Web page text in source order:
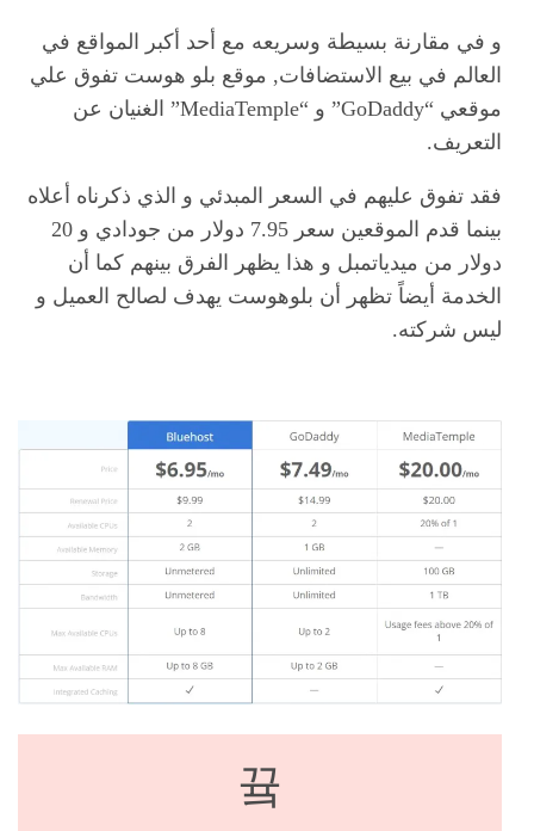
و في مقارنة بسيطة وسريعه مع أحد أكبر المواقع في
العالم في بيع الاستضافات, موقع بلو هوست تفوق علي
موقعي “GoDaddy” و “MediaTemple” الغنيان عن
التعريف.
فقد تفوق عليهم في السعر المبدئي و الذي ذكرناه أعلاه
بينما قدم الموقعين سعر 7.95 دولار من جودادي و 20
دولار من ميدياتمبل و هذا يظهر الفرق بينهم كما أن
الخدمة أيضاً تظهر أن بلوهوست يهدف لصالح العميل و
ليس شركته.